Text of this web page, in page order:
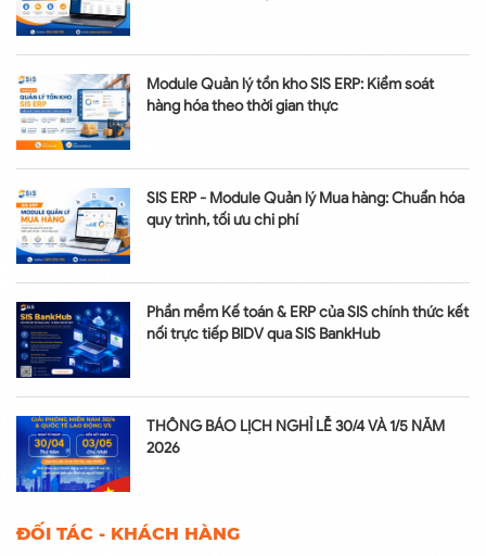
Module Quản lý tồn kho SIS ERP: Kiểm soát
hàng hóa theo thời gian thực
SIS ERP - Module Quản lý Mua hàng: Chuẩn hóa
quy trình, tối ưu chi phí
Phần mềm Kế toán & ERP của SIS chính thức kết
nối trực tiếp BIDV qua SIS BankHub
THÔNG BÁO LỊCH NGHỈ LỄ 30/4 VÀ 1/5 NĂM
2026
ĐỐI TÁC - KHÁCH HÀNG